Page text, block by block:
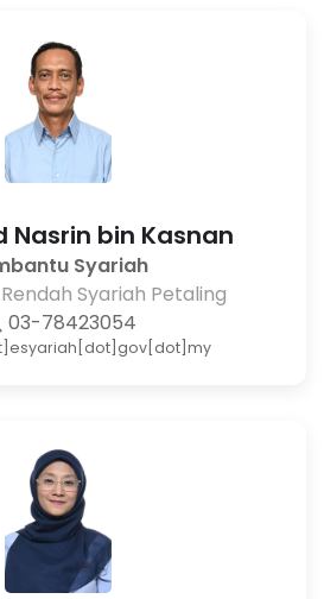
Nasrin bin Kasnan
Syariah
Syariah Petaling
03-78423054